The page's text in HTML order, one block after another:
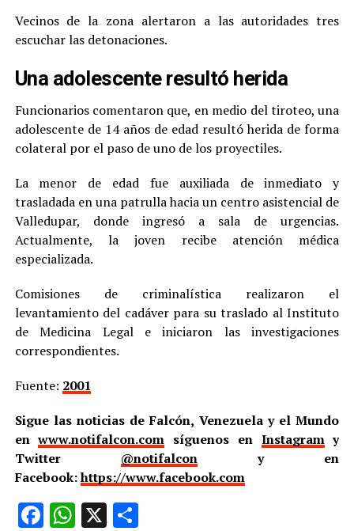
Vecinos de la zona alertaron a las autoridades tres
escuchar las detonaciones.
Una adolescente resultó herida
Funcionarios comentaron que, en medio del tiroteo, una
adolescente de 14 años de edad resultó herida de forma
colateral por el paso de uno de los proyectiles.
La menor de edad fue auxiliada de inmediato y
trasladada en una patrulla hacia un centro asistencial de
Valledupar, donde ingresó a sala de urgencias.
Actualmente, la joven recibe atención médica
especializada.
Comisiones de criminalística realizaron el
levantamiento del cadáver para su traslado al Instituto
de Medicina Legal e iniciaron las investigaciones
correspondientes.
Fuente: 2001
Sigue las noticias de Falcón, Venezuela y el Mundo
enwww.notifalcon.com síguenos en Instagramy
Twitter @notifalcony en
Facebook:https://www.facebook.com
Facebook
WhatsApp
X Compartir